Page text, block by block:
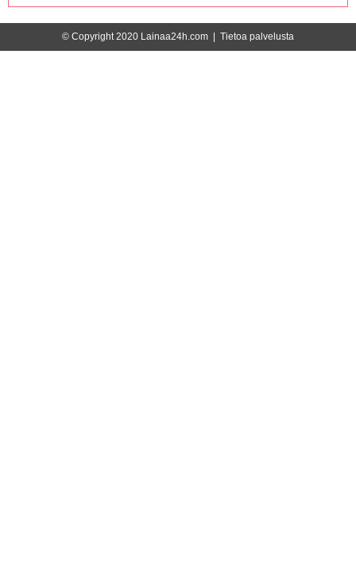
© Copyright 2020 Lainaa24h.com | Tietoa palvelusta